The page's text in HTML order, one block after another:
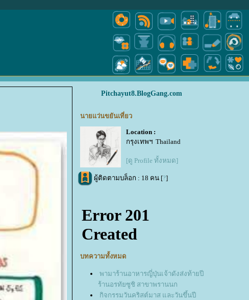
Pitchayut8.BlogGang.com
นายแว่นขยันเที่ยว
Location :
กรุงเทพฯ Thailand
[ดู Profile ทั้งหมด]
ผู้ติดตามบล็อก : 18 คน [?]
บทความทั้งหมด
พามาร้านอาหารญี่ปุ่นเจ้าดังส่งท้ายปี
ร้านอรทัยซูชิ สาขาพรานนก
กิจกรรมวันคริสต์มาส และวันขึ้นปี